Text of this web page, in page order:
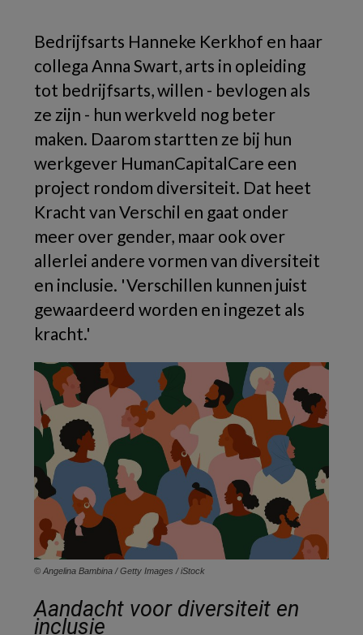
Bedrijfsarts Hanneke Kerkhof en haar
collega Anna Swart, arts in opleiding
tot bedrijfsarts, willen - bevlogen als
ze zijn - hun werkveld nog beter
maken. Daarom startten ze bij hun
werkgever HumanCapitalCare een
project rondom diversiteit. Dat heet
Kracht van Verschil en gaat onder
meer over gender, maar ook over
allerlei andere vormen van diversiteit
en inclusie. 'Verschillen kunnen juist
gewaardeerd worden en ingezet als
kracht.'
© Angelina Bambina / Getty Images / iStock
Aandacht voor diversiteit en
inclusie